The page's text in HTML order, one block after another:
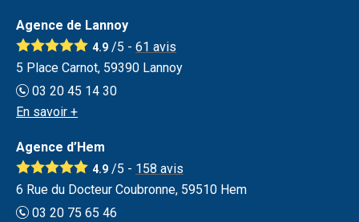
Agence de Lannoy
4.9 /5 - 61 avis
5 Place Carnot, 59390 Lannoy
03 20 45 14 30
En savoir +
Agence d’Hem
4.9 /5 - 158 avis
6 Rue du Docteur Coubronne, 59510 Hem
03 20 75 65 46